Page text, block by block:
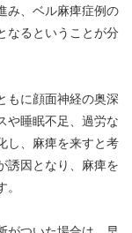
み、ベル麻痺症例の
なるということが分
もに顔面神経の奥深
や睡眠不足、過労な
し、麻痺を来すと考
誘因となり、麻痺を